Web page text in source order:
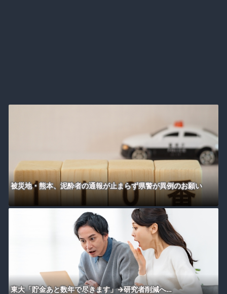
被災地・熊本、泥酔者の通報が止まらず県警が異例のお願い
東大「貯金あと数年で尽きます」→研究者削減へ…